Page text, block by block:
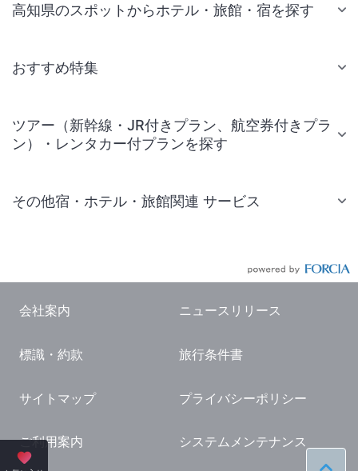
高知県のスポットからホテル・旅館・宿を探す
おすすめ特集
ツアー（新幹線・JR付きプラン、航空券付きプラ
ン）・レンタカー付プランを探す
その他宿・ホテル・旅館関連 サービス
国内観光ガイド
旅行・観光情報
会社案内 ニュースリリース
標識・約款 旅行条件書
サイトマップ プライバシーポリシー
ご利用案内 システムメンテナンス